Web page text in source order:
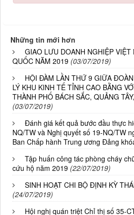
Những tin mới hơn
GIAO LƯU DOANH NGHIỆP VIỆT
QUỐC NĂM 2019 (03/07/2019)
HỘI ĐÀM LẦN THỨ 9 GIỮA
LÝ KHU KINH TẾ TỈNH CAO BẰNG
THÀNH PHỐ BÁCH SẮC, QUẢNG
(03/07/2019)
Đánh giá kết quả bước đầu thực
NQ/TW và Nghị quyết số 19-NQ/TW
Ban Chấp hành Trung ương Đảng
Tập huấn công tác phòng cháy
cứu hộ năm 2019 (22/07/2019)
SINH HOẠT CHI BỘ ĐỊNH KỲ
(24/07/2019)
Hội nghị quán triệt Chỉ thị số 35-